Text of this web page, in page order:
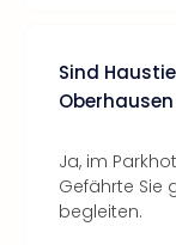
Sind
Ja, im
Gefährte Sie
begleiten.